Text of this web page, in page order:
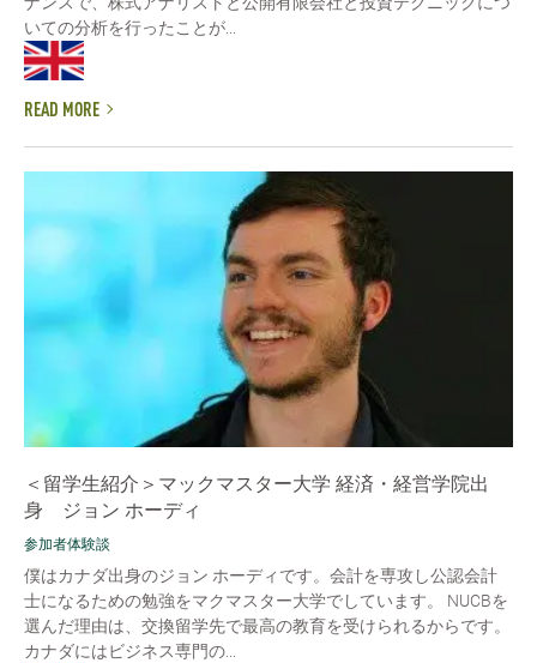
いての分析を行ったことが...
READ MORE
＜留学生紹介＞マックマスター大学 経済・経営学院出
身 ジョン ホーディ
参加者体験談
僕はカナダ出身のジョン ホーディです。会計を専攻し公認会計
士になるための勉強をマクマスター大学でしています。 NUCBを
選んだ理由は、交換留学先で最高の教育を受けられるからです。
カナダにはビジネス専門の...